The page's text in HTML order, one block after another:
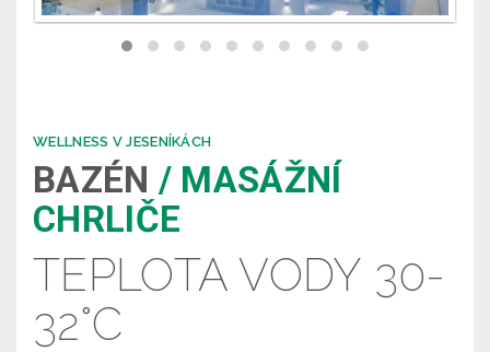
WELLNESS V JESENÍKÁCH
BAZÉN / MASÁŽNÍ
CHRLIČE
TEPLOTA VODY 30-
32°C